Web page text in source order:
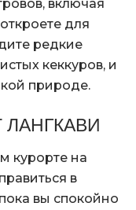
включая
для
редкие
кеккуров, и
природе.
курорте на
в
вы спокойно